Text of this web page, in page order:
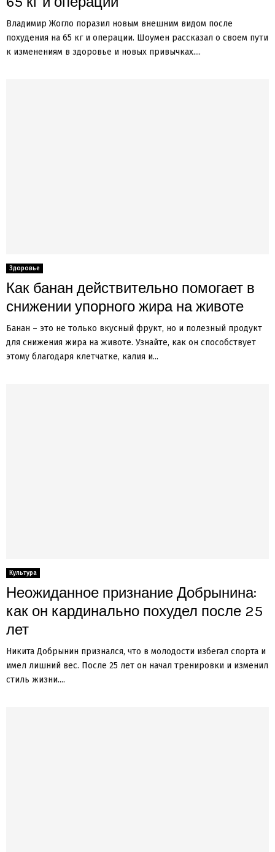
Владимир Жогло поразил новым внешним видом после
похудения на 65 кг и операции. Шоумен рассказал о своем пути
к изменениям в здоровье и новых привычках....
Здоровье
Как банан действительно помогает в
снижении упорного жира на животе
Банан – это не только вкусный фрукт, но и полезный продукт
для снижения жира на животе. Узнайте, как он способствует
этому благодаря клетчатке, калия и...
Культура
Неожиданное признание Добрынина:
как он кардинально похудел после 25
лет
Никита Добрынин признался, что в молодости избегал спорта и
имел лишний вес. После 25 лет он начал тренировки и изменил
стиль жизни....